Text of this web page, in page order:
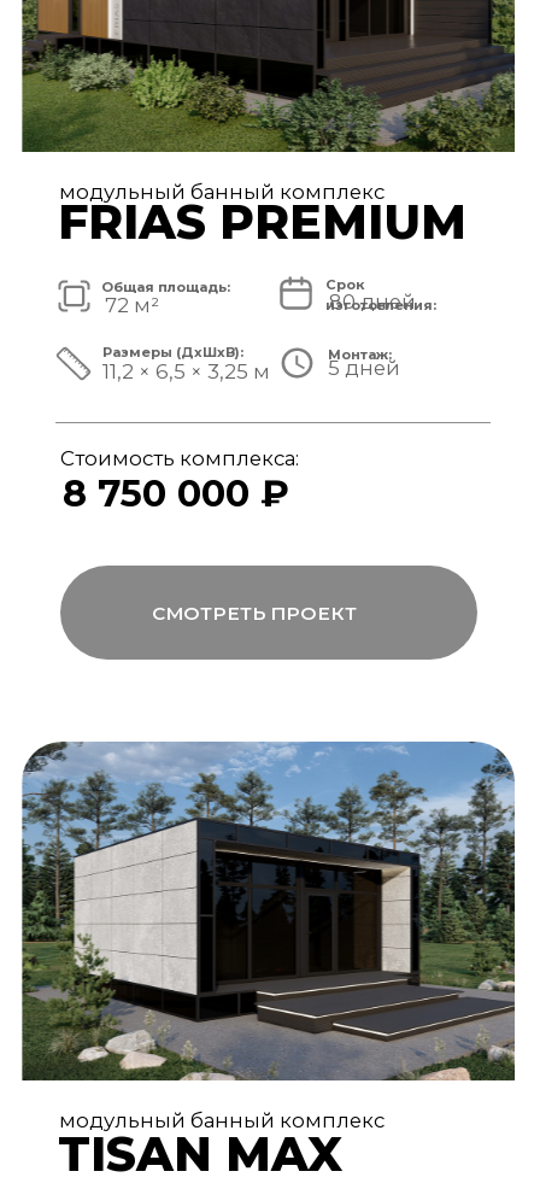
6 950 000 ₽
11,7 × 3,9 × 3,25 м
80 дней
48 м²
Общая площадь:
модульный банный комплекс
TISAN LUXE